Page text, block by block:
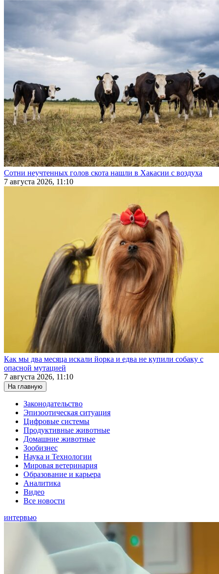
Сотни неучтенных голов скота нашли в Хакасии с воздуха
7 августа 2026, 11:10
Как мы два месяца искали йорка и едва не купили собаку с
опасной мутацией
7 августа 2026, 11:10
На главную
Законодательство
Эпизоотическая ситуация
Цифровые системы
Продуктивные животные
Домашние животные
Зообизнес
Наука и Технологии
Мировая ветеринария
Образование и карьера
Аналитика
Видео
Все новости
интервью